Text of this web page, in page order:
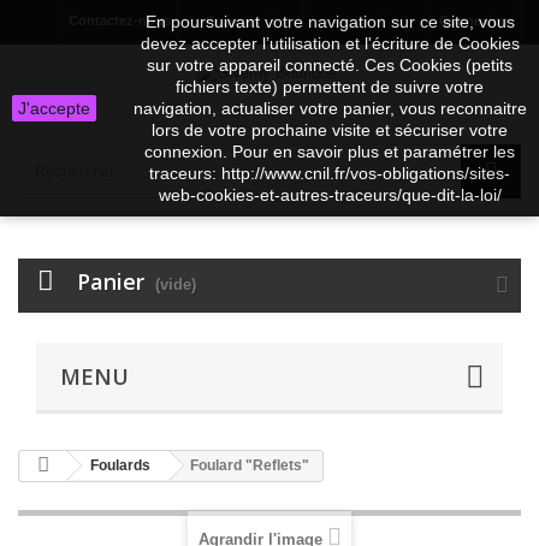
Connexion
EUR
Français
Contactez-nous
Panier (vide)
MENU
Foulards Foulard "Reflets"
Agrandir l'image
J'accepte
En poursuivant votre navigation sur ce site, vous
devez accepter l’utilisation et l'écriture de Cookies
sur votre appareil connecté. Ces Cookies (petits
fichiers texte) permettent de suivre votre
navigation, actualiser votre panier, vous reconnaitre
lors de votre prochaine visite et sécuriser votre
connexion. Pour en savoir plus et paramétrer les
traceurs: http://www.cnil.fr/vos-obligations/sites-
web-cookies-et-autres-traceurs/que-dit-la-loi/